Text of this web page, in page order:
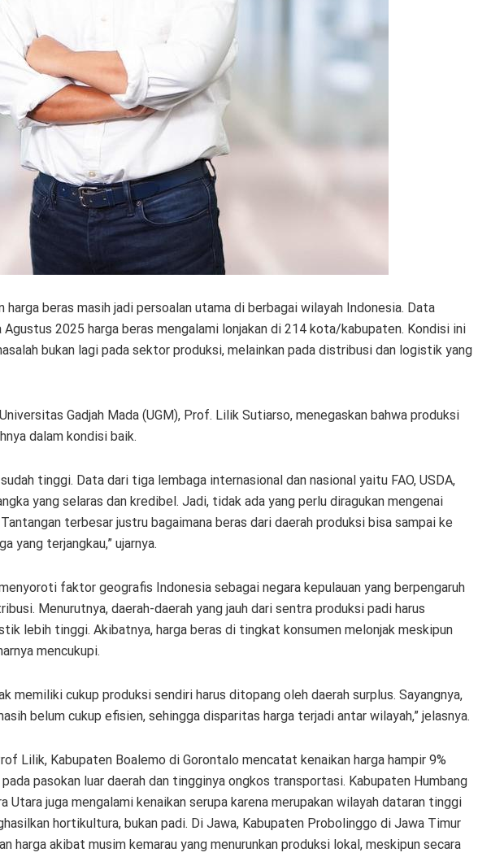
harga beras masih jadi persoalan utama di berbagai wilayah Indonesia. Data
2025 harga beras mengalami lonjakan di 214 kota/kabupaten. Kondisi ini
bukan lagi pada sektor produksi, melainkan pada distribusi dan logistik yang
Gadjah Mada (UGM), Prof. Lilik Sutiarso, menegaskan bahwa produksi
dalam kondisi baik.
tinggi. Data dari tiga lembaga internasional dan nasional yaitu FAO, USDA,
yang selaras dan kredibel. Jadi, tidak ada yang perlu diragukan mengenai
terbesar justru bagaimana beras dari daerah produksi bisa sampai ke
yang terjangkau,” ujarnya.
faktor geografis Indonesia sebagai negara kepulauan yang berpengaruh
Menurutnya, daerah-daerah yang jauh dari sentra produksi padi harus
lebih tinggi. Akibatnya, harga beras di tingkat konsumen melonjak meskipun
mencukupi.
memiliki cukup produksi sendiri harus ditopang oleh daerah surplus. Sayangnya,
belum cukup efisien, sehingga disparitas harga terjadi antar wilayah,” jelasnya.
Lilik, Kabupaten Boalemo di Gorontalo mencatat kenaikan harga hampir 9%
pasokan luar daerah dan tingginya ongkos transportasi. Kabupaten Humbang
Utara juga mengalami kenaikan serupa karena merupakan wilayah dataran tinggi
hortikultura, bukan padi. Di Jawa, Kabupaten Probolinggo di Jawa Timur
harga akibat musim kemarau yang menurunkan produksi lokal, meskipun secara